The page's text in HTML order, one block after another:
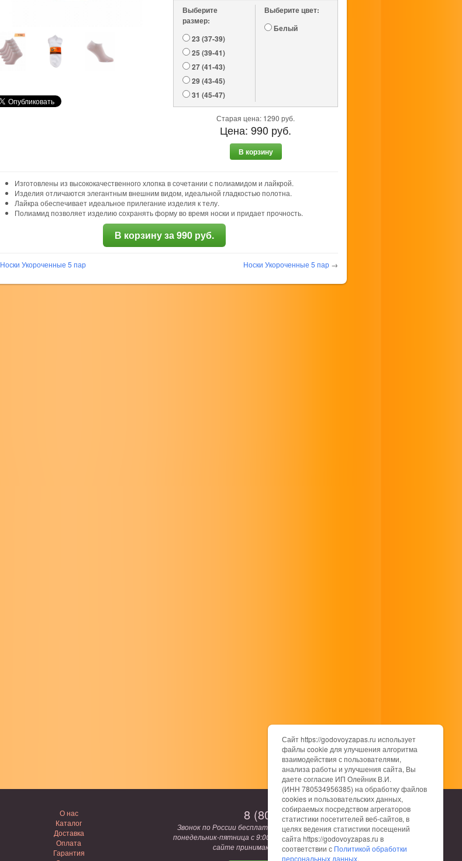
Выберите
размер:
23 (37-39)
25 (39-41)
27 (41-43)
29 (43-45)
31 (45-47)
Выберите цвет:
Белый
Старая цена: 1290 руб.
Цена:990 руб.
В корзину
Изготовлены из высококачественного хлопка в сочетании с полиамидом и лайкрой.
Изделия отличаются элегантным внешним видом, идеальной гладкостью полотна.
Лайкра обеспечивает идеальное прилегание изделия к телу.
Полиамид позволяет изделию сохранять форму во время носки и придает прочность.
В корзину за 990 руб.
Носки Укороченные 5 пар Носки Укороченные 5 пар→
О нас
Каталог
Доставка
Оплата
Гарантия
8 (800) 775-12-62
Звонок по России бесплатный. Режим работы:
понедельник-пятница с 9:00 до 17:00. Заказы на
сайте принимаются круглосуточно.
Сайт https://godovoyzapas.ru использует
файлы cookie для улучшения алгоритма
взаимодействия с пользователями,
анализа работы и улучшения сайта, Вы
даете согласие ИП Олейник В.И.
(ИНН 780534956385) на обработку файлов
cookies и пользовательских данных,
собираемых посредством агрегаторов
статистики посетителей веб-сайтов, в
целях ведения статистики посещений
сайта https://godovoyzapas.ru в
соответствии с Политикой обработки
персональных данных.